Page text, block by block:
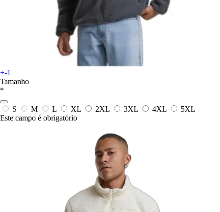
+-1
Tamanho
*
S M L XL 2XL 3XL 4XL
5XL
Este campo é obrigatório